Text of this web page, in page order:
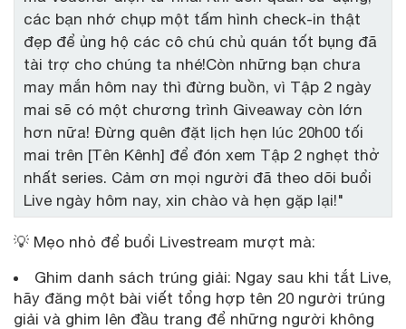
các bạn nhớ chụp một tấm hình check-in thật
đẹp để ủng hộ các cô chú chủ quán tốt bụng đã
tài trợ cho chúng ta nhé!Còn những bạn chưa
may mắn hôm nay thì đừng buồn, vì Tập 2 ngày
mai sẽ có một chương trình Giveaway còn lớn
hơn nữa! Đừng quên đặt lịch hẹn lúc 20h00 tối
mai trên [Tên Kênh] để đón xem Tập 2 nghẹt thở
nhất series. Cảm ơn mọi người đã theo dõi buổi
Live ngày hôm nay, xin chào và hẹn gặp lại!"
💡 Mẹo nhỏ để buổi Livestream mượt mà:
Ghim danh sách trúng giải: Ngay sau khi tắt Live,
hãy đăng một bài viết tổng hợp tên 20 người trúng
giải và ghim lên đầu trang để những người không